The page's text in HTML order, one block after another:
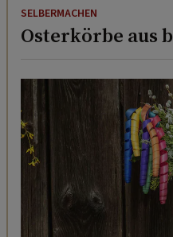
SELBERMACHEN
Osterkörbe aus